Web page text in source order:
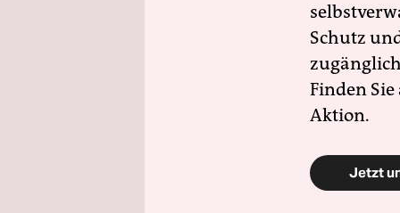
Schutz
Finden
Aktion.
Jetzt